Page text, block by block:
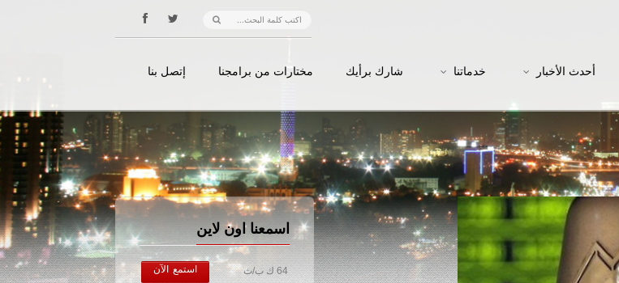
أحدث الأخبار خدماتنا شارك برأيك مختارات من برامجنا إتصل بنا
اسمعنا اون لاين
64 ك ب/ث استمع الآن